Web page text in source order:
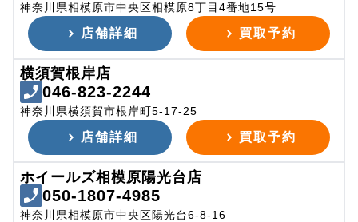
神奈川県相模原市中央区相模原8丁目4番地15号
店舗詳細 買取予約
横須賀根岸店
046-823-2244
神奈川県横須賀市根岸町5-17-25
店舗詳細 買取予約
ホイールズ相模原陽光台店
050-1807-4985
神奈川県相模原市中央区陽光台6-8-16